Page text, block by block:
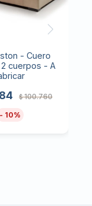
- Cuero
cuerpos - A
$ 100.760
10